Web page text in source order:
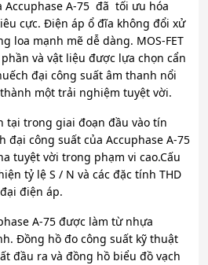
Accuphase A-75 đã tối ưu hóa
cực. Điện áp ổ đĩa không đổi xử
loa mạnh mẽ dễ dàng. MOS-FET
và vật liệu được lựa chọn cẩn
đại công suất âm thanh nổi
một trải nghiệm tuyệt vời.
tại trong giai đoạn đầu vào tín
đại công suất của Accuphase A-75
tuyệt vời trong phạm vi cao.Cấu
tỷ lệ S / N và các đặc tính THD
điện áp.
A-75 được làm từ nhựa
Đồng hồ đo công suất kỹ thuật
đầu ra và đồng hồ biểu đồ vạch